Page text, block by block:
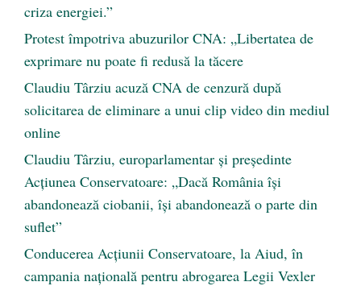
criza energiei.”
Protest împotriva abuzurilor CNA: „Libertatea de
exprimare nu poate fi redusă la tăcere
Claudiu Târziu acuză CNA de cenzură după
solicitarea de eliminare a unui clip video din mediul
online
Claudiu Târziu, europarlamentar și președinte
Acțiunea Conservatoare: „Dacă România își
abandonează ciobanii, își abandonează o parte din
suflet”
Conducerea Acțiunii Conservatoare, la Aiud, în
campania națională pentru abrogarea Legii Vexler